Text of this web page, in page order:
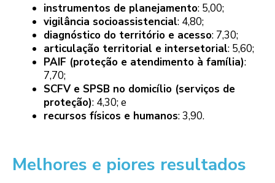
instrumentos de planejamento: 5,00;
vigilância socioassistencial: 4,80;
diagnóstico do território e acesso: 7,30;
articulação territorial e intersetorial: 5,60;
PAIF (proteção e atendimento à família):
7,70;
SCFV e SPSB no domicílio (serviços de
proteção): 4,30; e
recursos físicos e humanos: 3,90.
Melhores e piores resultados